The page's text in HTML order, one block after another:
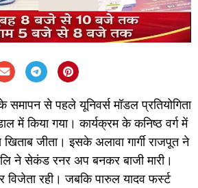
समापन से पहले यूनिवर्स मॉडल प्रतियोगिता
में किया गया।कार्यक्रम के कनिष्ठ वर्ग में
खिताब जीता। इसके अलावा गार्गी राजपूत ने
ने सेकंड रनर अप बनकर बाजी मारी।
विजेता रही। जबकि पारुल यादव फर्स्ट